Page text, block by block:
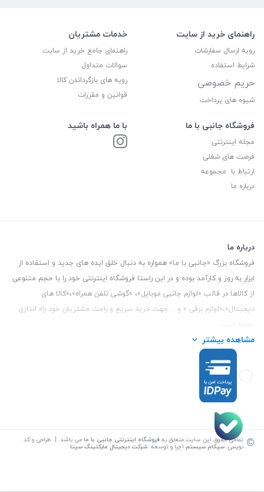
راهنمای خرید از سایت
رویه ارسال سفارشات
شرایط استفاده
حریم خصوصی
شیوه های پرداخت
خدمات مشتریان
راهنمای جامع خرید از سایت
سوالات متداول
رویه های بازگرداندن کالا
قوانین و مقررات
فروشگاه جانبی با ما
مجله اینترنتی
فرصت های شغلی
ارتباط با مجموعه
درباره ما
با ما همراه باشید
درباره ما
فروشگاه بزرگ «جانبی با ما» همواره به دنبال خلق ایده های جدید و استفاده از
ابزار به روز و کارآمد بوده و در این راستا فروشگاه اینترنتی خود را با حجم متنوعی
از کالاها در قالب «لوازم جانبی موبایل»، «گوشی تلفن همراه»،«کالا های
دیجیتال»،«لوازم برقی » و… جهت خرید سریع و راحت مشتریان خود راه اندازی
این فروشگاه تمام تلاش خود را نموده تا کالاهایی با کیفیت و با حداقل قیمت
عرضه نماید.
تلفن تماس :3847 088 0912
و ملی طبقه زیرین عکاسی
مشاهده بیشتر
© تمامی حقوق این سایت متعلق بهفروشگاه اینترنتی جانبی با ما می باشد. | طراحی و کد
نویسی: سپکام سیستم اجرا و توسعه :شرکت دیجیتال مارکتینگ سپتا